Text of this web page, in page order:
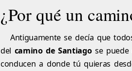
¿Por qué un
Antiguamente se decía que
del camino de Santiagose puede
conducen a donde tú quieras